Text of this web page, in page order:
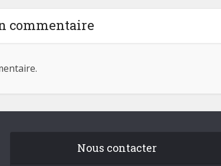
commentaire
Nous contacter